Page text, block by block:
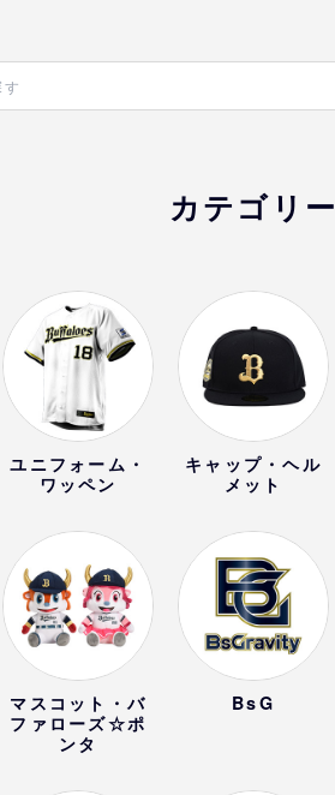
カテゴリー
ユニフォーム・
ワッペン
キャップ・ヘル
メット
マスコット・バ
ファローズ☆ポ
ンタ
BsG